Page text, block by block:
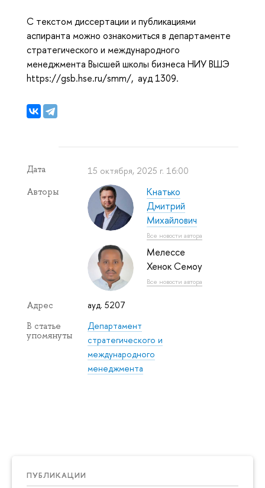
ПУБЛИКАЦИИ
С текстом диссертации и публикациями
аспиранта можно ознакомиться в департаменте
стратегического и международного
менеджмента Высшей школы бизнеса НИУ ВШЭ
https://gsb.hse.ru/smm/, ауд 1309.
Дата 15 октября, 2025 г. 16:00
Авторы
Кнатько
Дмитрий
Михайлович
Все новости автора
Мелессе
Хенок Семоу
Все новости автора
Адрес ауд. 5207
В статье
упомянуты
Департамент
стратегического и
международного
менеджмента